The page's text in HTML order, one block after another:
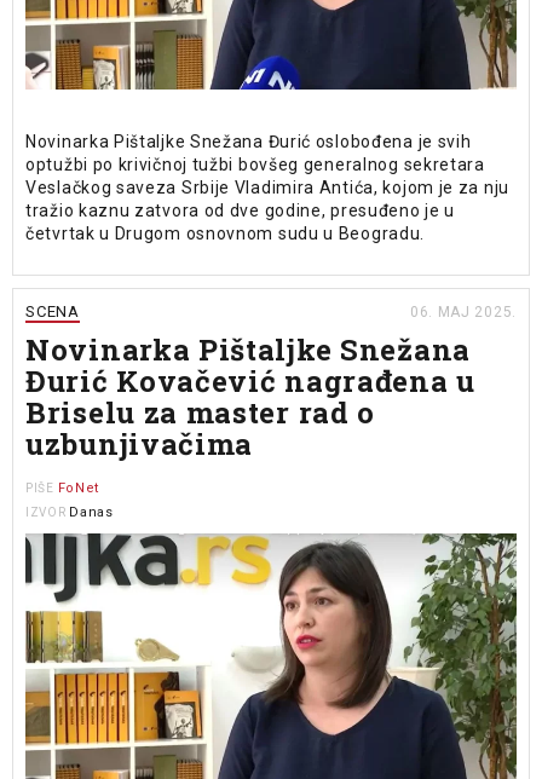
Novinarka Pištaljke Snežana Đurić oslobođena je svih
optužbi po krivičnoj tužbi bovšeg generalnog sekretara
Veslačkog saveza Srbije Vladimira Antića, kojom je za nju
tražio kaznu zatvora od dve godine, presuđeno je u
četvrtak u Drugom osnovnom sudu u Beogradu.
SCENA 06. MAJ 2025.
Novinarka Pištaljke Snežana
Đurić Kovačević nagrađena u
Briselu za master rad o
uzbunjivačima
PIŠE FoNet
IZVOR Danas